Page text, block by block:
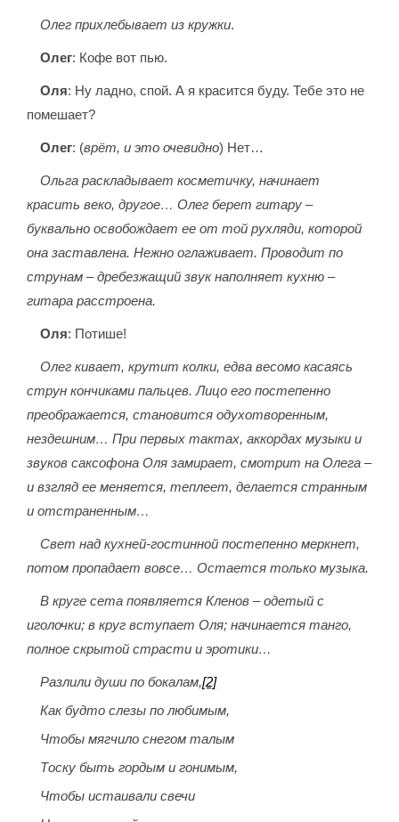
Олег прихлебывает из кружки.
Олег: Кофе вот пью.
Оля: Ну ладно, спой. А я красится буду. Тебе это не
помешает?
Олег: (врёт, и это очевидно) Нет…
Ольга раскладывает косметичку, начинает
красить веко, другое… Олег берет гитару –
буквально освобождает ее от той рухляди, которой
она заставлена. Нежно оглаживает. Проводит по
струнам – дребезжащий звук наполняет кухню –
гитара расстроена.
Оля: Потише!
Олег кивает, крутит колки, едва весомо касаясь
струн кончиками пальцев. Лицо его постепенно
преображается, становится одухотворенным,
нездешним… При первых тактах, аккордах музыки и
звуков саксофона Оля замирает, смотрит на Олега –
и взгляд ее меняется, теплеет, делается странным
и отстраненным…
Свет над кухней-гостинной постепенно меркнет,
потом пропадает вовсе… Остается только музыка.
В круге сета появляется Кленов – одетый с
иголочки; в круг вступает Оля; начинается танго,
полное скрытой страсти и эротики…
Разлили души по бокалам,[2]
Как будто слезы по любимым,
Чтобы мягчило снегом талым
Тоску быть гордым и гонимым,
Чтобы истаивали свечи